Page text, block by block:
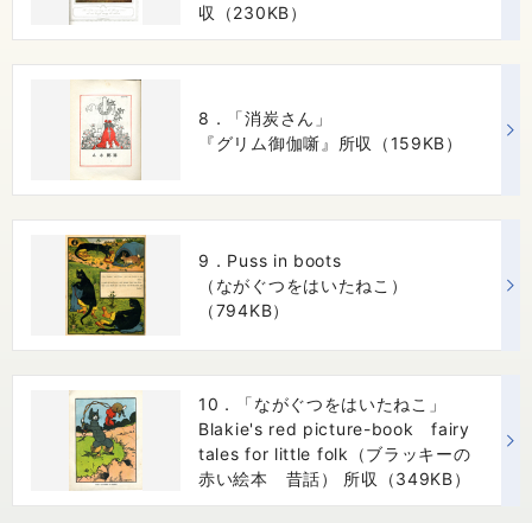
収（230KB）
8．「消炭さん」
『グリム御伽噺』所収（159KB）
9．Puss in boots
（ながぐつをはいたねこ）
（794KB）
10．「ながぐつをはいたねこ」
Blakie's red picture-book fairy
tales for little folk（ブラッキーの
赤い絵本 昔話） 所収（349KB）